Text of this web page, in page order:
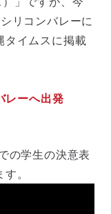
リコンバレーに
タイムスに掲載
レーへ出発
の学生の決意表
。